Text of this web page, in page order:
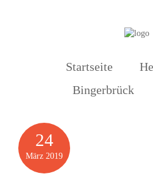
Startseite
Bingerbrück
24
März 2019